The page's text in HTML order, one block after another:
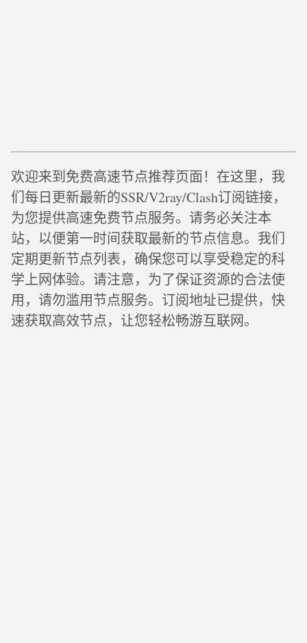
欢迎来到免费高速节点推荐页面！在这里，我
们每日更新最新的SSR/V2ray/Clash订阅链接，
为您提供高速免费节点服务。请务必关注本
站，以便第一时间获取最新的节点信息。我们
定期更新节点列表，确保您可以享受稳定的科
学上网体验。请注意，为了保证资源的合法使
用，请勿滥用节点服务。订阅地址已提供，快
速获取高效节点，让您轻松畅游互联网。